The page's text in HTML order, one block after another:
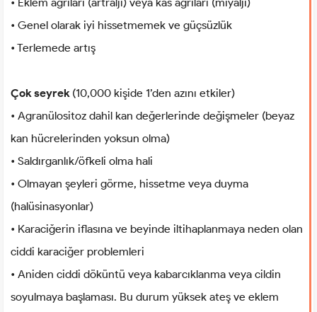
• Genel olarak iyi hissetmemek ve güçsüzlük
• Terlemede artış
Çok seyrek(10,000 kişide 1’den azını etkiler)
• Agranülositoz dahil kan değerlerinde değişmeler (beyaz
kan hücrelerinden yoksun olma)
• Saldırganlık/öfkeli olma hali
• Olmayan şeyleri görme, hissetme veya duyma
(halüsinasyonlar)
• Karaciğerin iflasına ve beyinde iltihaplanmaya neden olan
ciddi karaciğer problemleri
• Aniden ciddi döküntü veya kabarcıklanma veya cildin
soyulmaya başlaması. Bu durum yüksek ateş ve eklem